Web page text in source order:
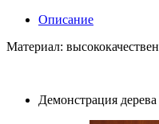
Описание
Материал:
Демонстрация дерева